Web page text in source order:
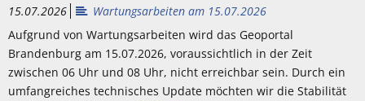
15.07.2026
Wartungsarbeiten am 15.07.2026
Aufgrund von Wartungsarbeiten wird das Geoportal
Brandenburg am 15.07.2026, voraussichtlich in der Zeit
zwischen 06 Uhr und 08 Uhr, nicht erreichbar sein. Durch ein
umfangreiches technisches Update möchten wir die Stabilität